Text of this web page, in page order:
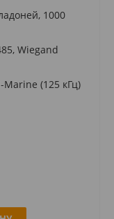
1000
Wiegand
(125 кГц)